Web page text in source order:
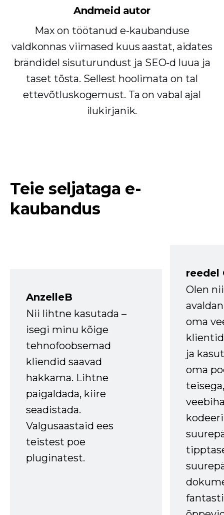
Andmeid autor
Max on töötanud e-kaubanduse
valdkonnas viimased kuus aastat, aidates
brändidel sisuturundust ja SEO-d luua ja
taset tõsta. Sellest hoolimata on tal
ettevõtluskogemust. Ta on vabal ajal
ilukirjanik.
Teie seljataga e-
kaubandus
AnzelleB
Nii lihtne kasutada –
isegi minu kõige
tehnofoobsemad
kliendid saavad
hakkama. Lihtne
paigaldada, kiire
seadistada.
Valgusaastaid ees
teistest poe
pluginatest.
reedel
Olen
oma
ja
oma